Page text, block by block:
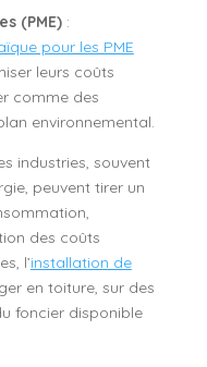
(PME) :
pour les PME
leurs coûts
comme des
environnemental.
industries, souvent
peuvent tirer un
des coûts
l’installation de
en toiture, sur des
foncier disponible